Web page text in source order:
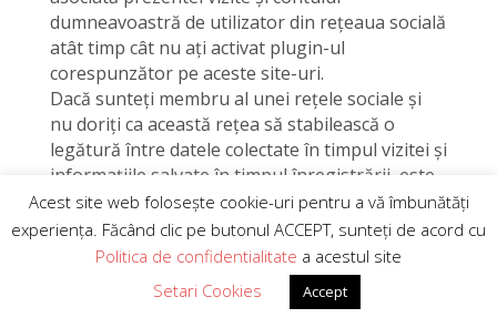
dumneavoastră de utilizator din rețeaua socială
atât timp cât nu ați activat plugin-ul
corespunzător pe aceste site-uri.
Dacă sunteți membru al unei rețele sociale și
nu doriți ca această rețea să stabilească o
legătură între datele colectate în timpul vizitei și
informațiile salvate în timpul înregistrării, este
necesar să deconectați sesiunea de utilizator de
la rețea înainte de a activa plugin-urile.
Nu putem să influențăm sau să decidem în
legătură cu volumul și natura datelor colectate
Acest site web folosește cookie-uri pentru a vă îmbunătăți
experiența. Făcând clic pe butonul ACCEPT, sunteți de acord cu
Politica de confidentialitate a acestul site
Setari Cookies
Accept